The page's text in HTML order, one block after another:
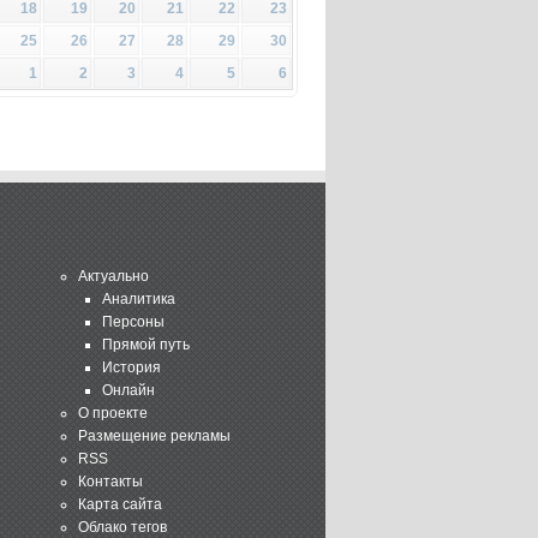
18 19 20 21 22
23
25
26 27 28 29
30
1
2 3 4 5 6
Актуально
Аналитика
Персоны
Прямой путь
История
Онлайн
О проекте
Размещение рекламы
RSS
Контакты
Карта сайта
Облако тегов